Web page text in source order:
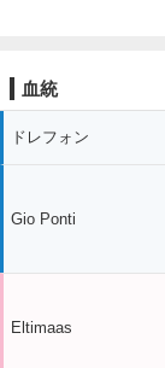
血統
ドレフォン
Gio Ponti
Eltimaas